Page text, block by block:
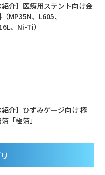
紹介】医療用ステント向け金
MP35N、L605、
、Ni-Ti）
紹介】ひずみゲージ向け 極
「極箔」